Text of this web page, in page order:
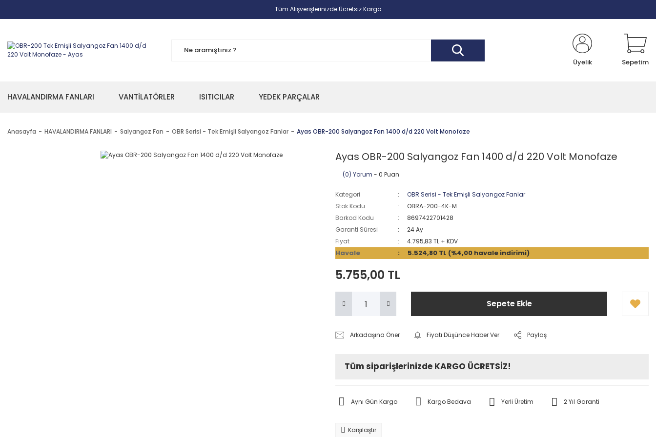
Tüm Alışverişlerinizde Ücretsiz Kargo
Üyelik Sepetim
HAVALANDIRMA FANLARI VANTİLATÖRLER ISITICILAR YEDEK PARÇALAR
Anasayfa HAVALANDIRMA FANLARI Salyangoz Fan OBR Serisi - Tek Emişli Salyangoz Fanlar Ayas OBR-200 Salyangoz Fan 1400 d/d 220 Volt Monofaze
Ayas OBR-200 Salyangoz Fan 1400 d/d 220 Volt Monofaze
(0) Yorum - 0 Puan
Kategori
OBR Serisi - Tek Emişli Salyangoz Fanlar
Stok Kodu
OBRA-200-4K-M
Barkod Kodu
8697422701428
Garanti Süresi
24 Ay
Fiyat
4.795,83 TL + KDV
Havale 5.524,80 TL (%4,00 havale indirimi)
5.755,00 TL
Sepete Ekle
Arkadaşına Öner Fiyatı Düşünce Haber Ver Paylaş
Tüm siparişlerinizde KARGO ÜCRETSİZ!
Aynı Gün Kargo Kargo Bedava Yerli Üretim 2 Yıl Garanti
Karşılaştır